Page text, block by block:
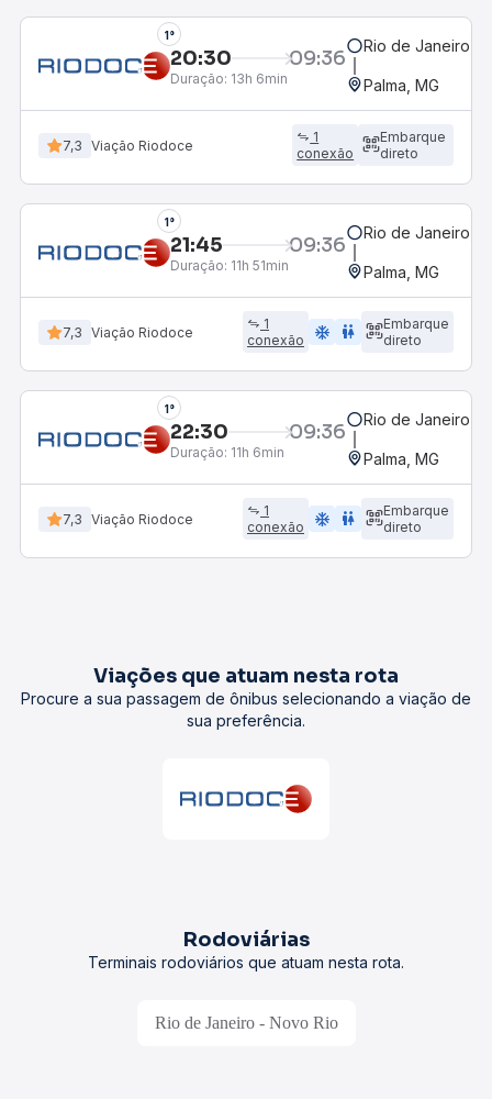
1°
20:30 09:36
Duração: 13h 6min
Rio de Janeiro,
Palma, MG
7,3 Viação Riodoce
1
conexão
Embarque
direto
1°
21:45 09:36
Duração: 11h 51min
Rio de Janeiro,
Palma, MG
7,3 Viação Riodoce
1
conexão
ac_unit wc
Embarque
direto
1°
22:30 09:36
Duração: 11h 6min
Rio de Janeiro,
Palma, MG
7,3 Viação Riodoce
1
conexão
ac_unit wc
Embarque
direto
Viações que atuam nesta rota
Procure a sua passagem de ônibus selecionando a viação de
sua preferência.
Rodoviárias
Terminais rodoviários que atuam nesta rota.
Rio de Janeiro - Novo Rio